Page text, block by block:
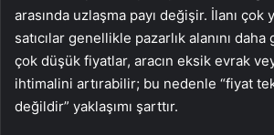
arasında uzlaşma payı değişir. İlanı
satıcılar genellikle pazarlık alanını
çok düşük fiyatlar, aracın eksik evrak
ihtimalini artırabilir; bu nedenle “fiyat tek
değildir” yaklaşımı şarttır.